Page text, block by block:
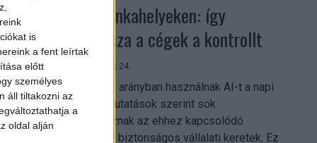
is
a fent leírtak
előtt
személyes
áll tiltakozni az
a
oldal alján
Shadow AI a munkahelyeken: így
szerezhetik vissza a cégek a kontrollt
Digital Center 2026. július 24.
A munkavállalók nagy arányban használnak AI-t a napi
munkában, ám friss kutatások szerint sok
szervezetnél hiányoznak az ehhez kapcsolódó
világos irányelvek és biztonságos vállalati keretek. Ez